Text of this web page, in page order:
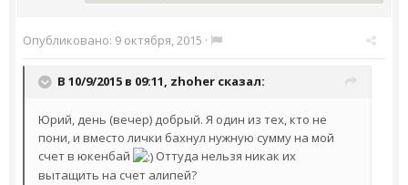
Опубликовано: 9 октября, 2015 ·
В 10/9/2015 в 09:11, zhoher сказал:
Юрий, день (вечер) добрый. Я один из тех, кто не
пони, и вместо лички бахнул нужную сумму на мой
счет в юкенбай
Оттуда нельзя никак их
вытащить на счет алипей?